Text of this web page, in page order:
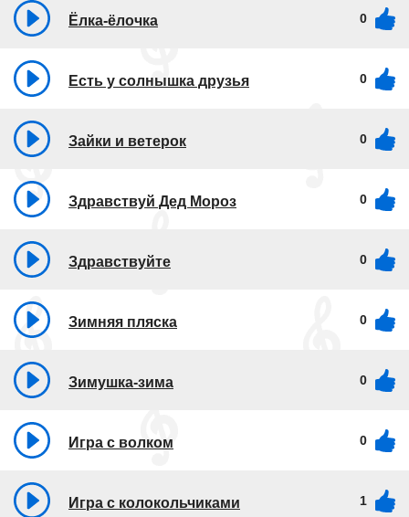
Ёлка-ёлочка 0
Есть у солнышка друзья 0
Зайки и ветерок 0
Здравствуй Дед Мороз 0
Здравствуйте 0
Зимняя пляска 0
Зимушка-зима 0
Игра с волком 0
Игра с колокольчиками 1